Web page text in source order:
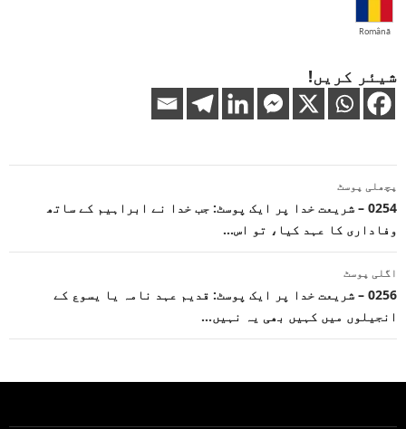
Română
شیئر کریں!
پوسٹوں
کی
نیویگیشن
پچھلی پوسٹ
0254 – شریعت خدا پر ایک پوسٹ: جب خدا نے ابراہیم کے ساتھ
وفاداری کا عہد کیا، تو اس…
اگلی پوسٹ
0256 – شریعت خدا پر ایک پوسٹ: قدیم عہد نامہ یا یسوع کے
انجیلوں میں کہیں بھی یہ نہیں…